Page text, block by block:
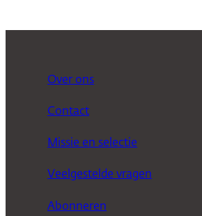
Over ons
Contact
Missie en selectie
Veelgestelde vragen
Abonneren